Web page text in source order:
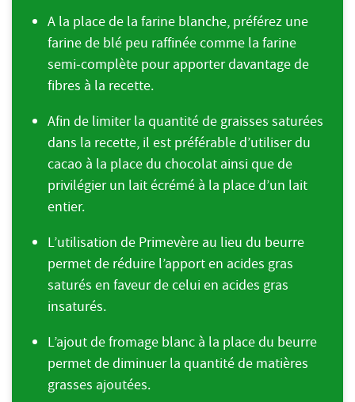
A la place de la farine blanche, préférez une
farine de blé peu raffinée comme la farine
semi-complète pour apporter davantage de
fibres à la recette.
Afin de limiter la quantité de graisses saturées
dans la recette, il est préférable d’utiliser du
cacao à la place du chocolat ainsi que de
privilégier un lait écrémé à la place d’un lait
entier.
L’utilisation de Primevère au lieu du beurre
permet de réduire l’apport en acides gras
saturés en faveur de celui en acides gras
insaturés.
L’ajout de fromage blanc à la place du beurre
permet de diminuer la quantité de matières
grasses ajoutées.